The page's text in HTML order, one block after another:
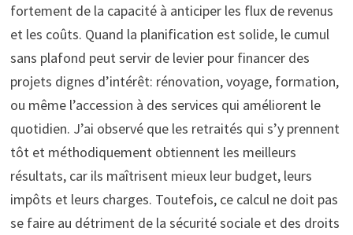
fortement de la capacité à anticiper les flux de revenus
et les coûts. Quand la planification est solide, le cumul
sans plafond peut servir de levier pour financer des
projets dignes d’intérêt: rénovation, voyage, formation,
ou même l’accession à des services qui améliorent le
quotidien. J’ai observé que les retraités qui s’y prennent
tôt et méthodiquement obtiennent les meilleurs
résultats, car ils maîtrisent mieux leur budget, leurs
impôts et leurs charges. Toutefois, ce calcul ne doit pas
se faire au détriment de la sécurité sociale et des droits